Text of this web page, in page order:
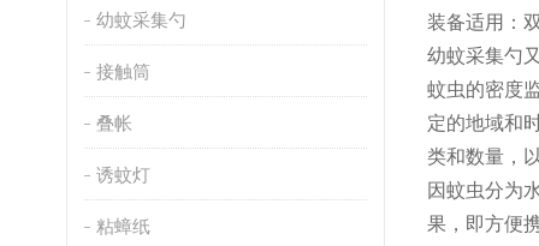
幼蚊采集勺
接触筒
叠帐
诱蚊灯
粘蟑纸
装备适用 ：
幼蚊采集勺
蚊虫的密度
定的地域和
类和数量，
因蚊虫分为
果， 即方便